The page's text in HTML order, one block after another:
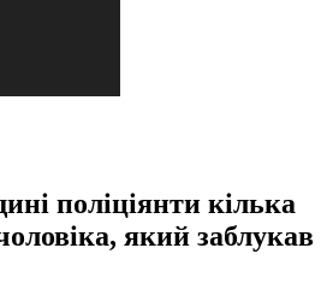
поліціянти кілька
який заблукав